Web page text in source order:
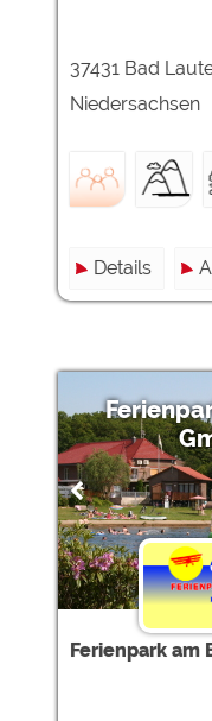
37431 Bad
Niedersachsen
Details
Ferienpark am